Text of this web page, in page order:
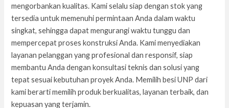
mengorbankan kualitas. Kami selalu siap dengan stok yang
tersedia untuk memenuhi permintaan Anda dalam waktu
singkat, sehingga dapat mengurangi waktu tunggu dan
mempercepat proses konstruksi Anda. Kami menyediakan
layanan pelanggan yang profesional dan responsif, siap
membantu Anda dengan konsultasi teknis dan solusi yang
tepat sesuai kebutuhan proyek Anda. Memilih besi UNP dari
kami berarti memilih produk berkualitas, layanan terbaik, dan
kepuasan yang terjamin.